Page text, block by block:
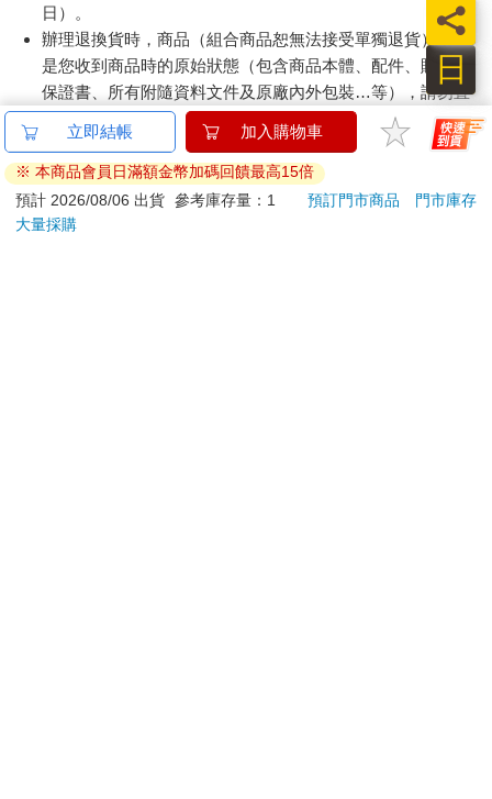
日）。
辦理退換貨時，商品（組合商品恕無法接受單獨退貨）必須
是您收到商品時的原始狀態（包含商品本體、配件、贈品、
保證書、所有附隨資料文件及原廠內外包裝…等），請勿直
接使用原廠包裝寄送，或於原廠包裝上黏貼紙張或書寫文
字。
退回商品若無法回復原狀，將請您負擔回復原狀所需費用，
嚴重時將影響您的退貨權益。
立即結帳 加入購物車
※ 本商品會員日滿額金幣加碼回饋最高15倍
預計 2026/08/06 出貨 參考庫存量：1 預訂門市商品
門市庫存
大量採購
日
員